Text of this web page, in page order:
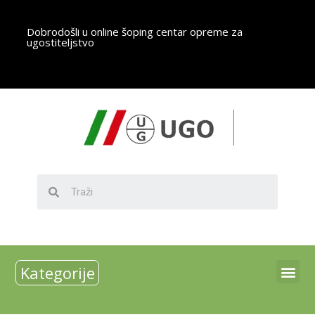
Dobrodošli u online šoping centar opreme za
ugostiteljstvo